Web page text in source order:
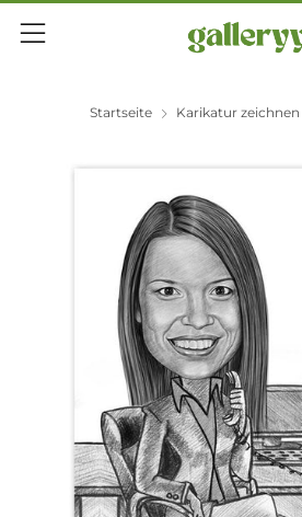
Menü
Startseite Karikatur zeichnen